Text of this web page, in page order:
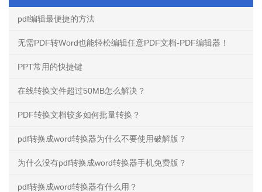
pdf编辑最便捷的方法
无需PDF转Word也能轻松编辑任意PDF文档-PDF编辑器！
PPT常用的快捷键
在线转换文件超过50MB怎么解决？
PDF转换文档较多如何批量转换？
pdf转换成word转换器为什么不要使用破解版？
为什么没有pdf转换成word转换器手机免费版？
pdf转换成word转换器有什么用？